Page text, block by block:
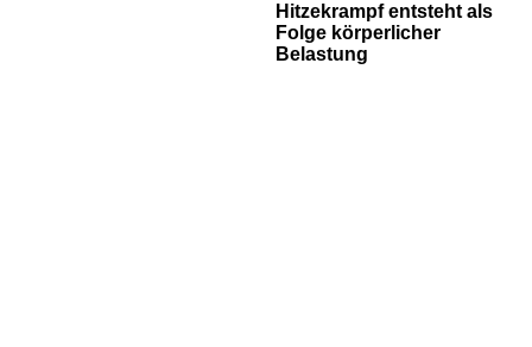
Hitzekrampf entsteht als
Folge körperlicher
Belastung